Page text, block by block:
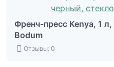
Френч-пресс Kenya, 1
Bodum
Отзывы: 0